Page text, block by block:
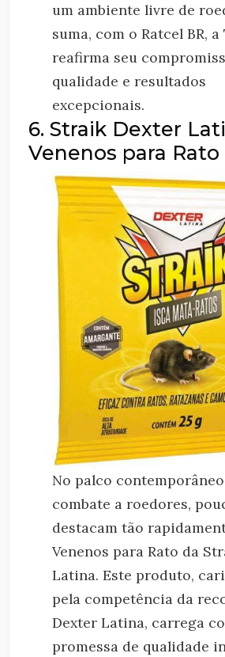
um ambiente livre de
suma, com o Ratcel BR,
reafirma seu
qualidade e resultados
excepcionais.
6. Straik Dexter
Venenos para Rato
No palco
combate a roedores,
destacam tão
Venenos para Rato da
Latina. Este produto,
pela competência da
Dexter Latina, carrega
promessa de qualidade